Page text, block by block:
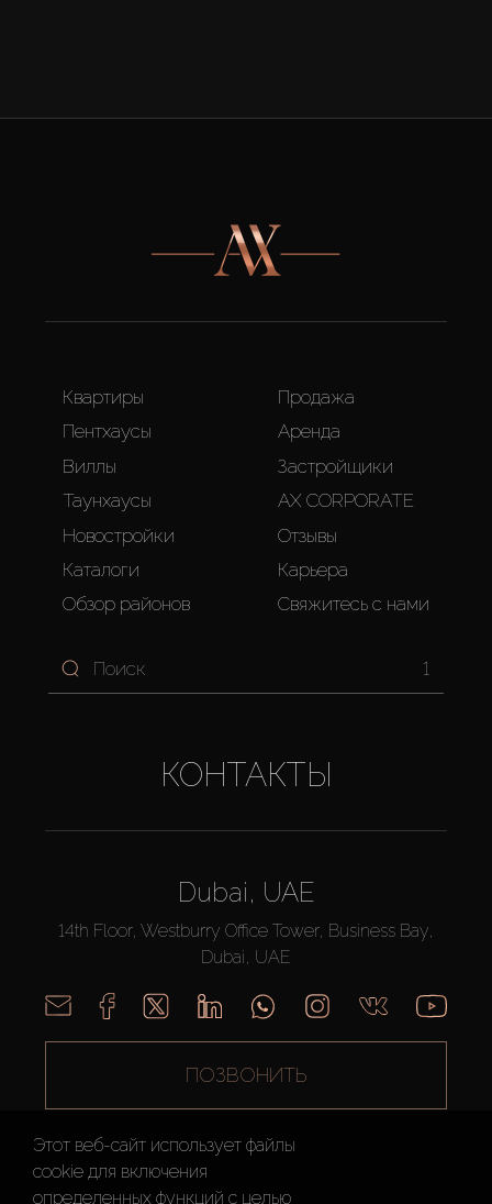
Квартиры
Пентхаусы
Виллы
Таунхаусы
Новостройки
Каталоги
Обзор районов
Продажа
Аренда
Застройщики
AX CORPORATE
Отзывы
Карьера
Свяжитесь с нами
1
КОНТАКТЫ
Dubai, UAE
14th Floor, Westburry Office Tower, Business Bay,
Dubai, UAE
ПОЗВОНИТЬ
Этот веб-сайт использует файлы
cookie для включения
определенных функций c целью